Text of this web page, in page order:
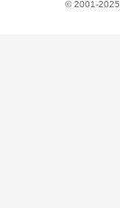
© 2001-2025